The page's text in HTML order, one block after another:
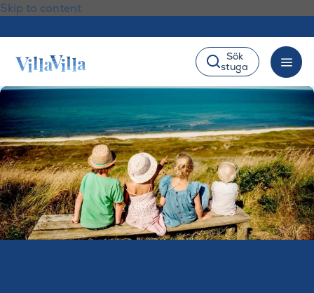
Skip to content
Sök
stuga